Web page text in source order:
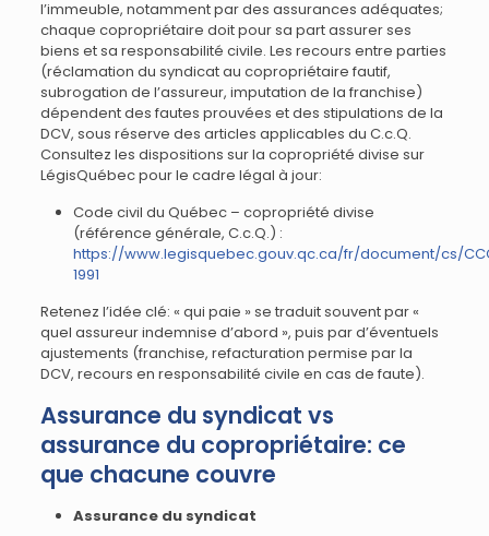
l’immeuble, notamment par des assurances adéquates;
chaque copropriétaire doit pour sa part assurer ses
biens et sa responsabilité civile. Les recours entre parties
(réclamation du syndicat au copropriétaire fautif,
subrogation de l’assureur, imputation de la franchise)
dépendent des fautes prouvées et des stipulations de la
DCV, sous réserve des articles applicables du C.c.Q.
Consultez les dispositions sur la copropriété divise sur
LégisQuébec pour le cadre légal à jour:
Code civil du Québec – copropriété divise
(référence générale, C.c.Q.) :
https://www.legisquebec.gouv.qc.ca/fr/document/cs/
1991
Retenez l’idée clé: « qui paie » se traduit souvent par «
quel assureur indemnise d’abord », puis par d’éventuels
ajustements (franchise, refacturation permise par la
DCV, recours en responsabilité civile en cas de faute).
Assurance du syndicat vs
assurance du copropriétaire: ce
que chacune couvre
Assurance du syndicat